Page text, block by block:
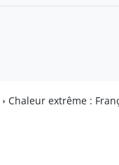
Chaleur extrême :